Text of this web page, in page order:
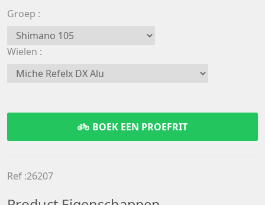
Groep
Wielen
BOEK EEN PROEFRIT
Ref :26207